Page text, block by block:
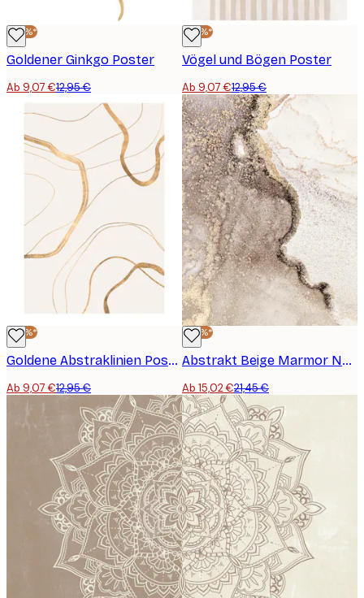
-30%*
Goldener Ginkgo Poster
Ab 9,07 €12,95 €
-30%*
Vögel und Bögen Poster
Ab 9,07 €12,95 €
-30%*
Goldene Abstraklinien Poster
Ab 9,07 €12,95 €
-30%*
Abstrakt Beige Marmor No1 Poster
Ab 15,02 €21,45 €